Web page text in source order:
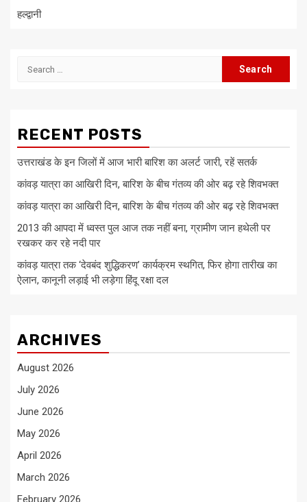
हल्द्वानी
Search
RECENT POSTS
उत्तराखंड के इन जिलों में आज भारी बारिश का अलर्ट जारी, रहें सतर्क
कांवड़ यात्रा का आखिरी दिन, बारिश के बीच गंतव्य की ओर बढ़ रहे शिवभक्त
कांवड़ यात्रा का आखिरी दिन, बारिश के बीच गंतव्य की ओर बढ़ रहे शिवभक्त
2013 की आपदा में ध्वस्त पुल आज तक नहीं बना, ग्रामीण जान हथेली पर
रखकर कर रहे नदी पार
कांवड़ यात्रा तक ‘देवबंद शुद्धिकरण’ कार्यक्रम स्थगित, फिर होगा तारीख का
ऐलान, कानूनी लड़ाई भी लड़ेगा हिंदू रक्षा दल
ARCHIVES
August 2026
July 2026
June 2026
May 2026
April 2026
March 2026
February 2026